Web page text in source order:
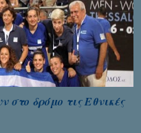
δρόμο τις Εθνικές